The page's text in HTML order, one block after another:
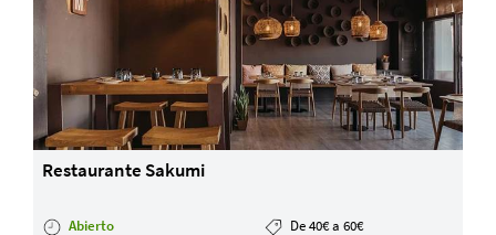
Restaurante Sakumi
Abierto
De 40€ a 60€